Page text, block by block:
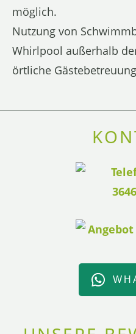
möglich.
Nutzung von
Whirlpool außerhalb
örtliche Gästebetreuung